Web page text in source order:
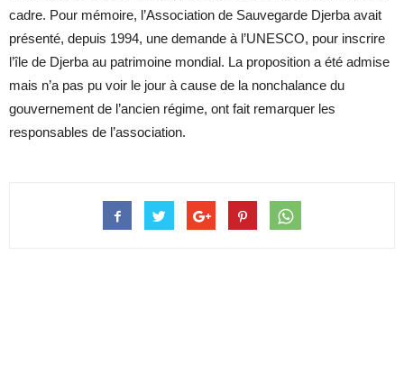
cadre. Pour mémoire, l’Association de Sauvegarde Djerba avait
présenté, depuis 1994, une demande à l’UNESCO, pour inscrire
l’île de Djerba au patrimoine mondial. La proposition a été admise
mais n’a pas pu voir le jour à cause de la nonchalance du
gouvernement de l’ancien régime, ont fait remarquer les
responsables de l’association.